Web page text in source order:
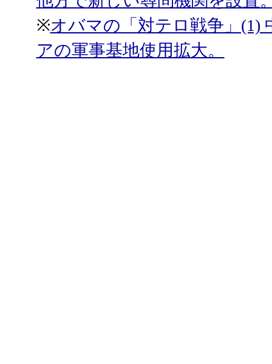
※オバマの「対テロ戦争」(1)
アの軍事基地使用拡大。